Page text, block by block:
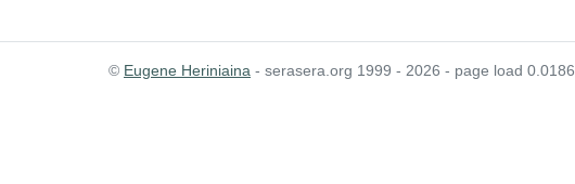
© Eugene Heriniaina - serasera.org 1999 - 2026 - page load 0.0186